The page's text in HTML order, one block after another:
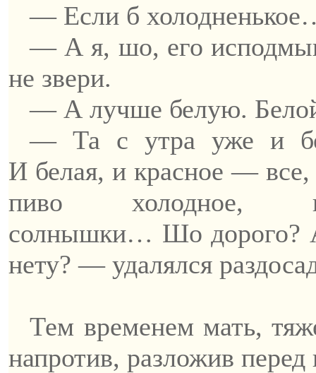
— Если б
— А я, шо, его
не звери.
— А лучше белую.
— Та с утра уже и
И белая, и красное —
пиво холодное,
солнышки… Шо
нету? — удалялся
Тем временем мать,
напротив, разложив